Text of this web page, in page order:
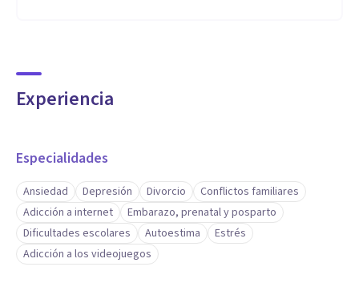
Experiencia
Especialidades
Ansiedad Depresión Divorcio
Conflictos familiares
Adicción a internet
Embarazo, prenatal y posparto
Dificultades escolares
Autoestima
Estrés
Adicción a los videojuegos